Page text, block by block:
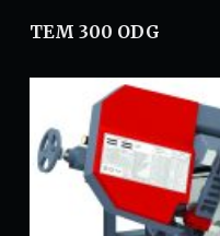
TEM 300 ODG